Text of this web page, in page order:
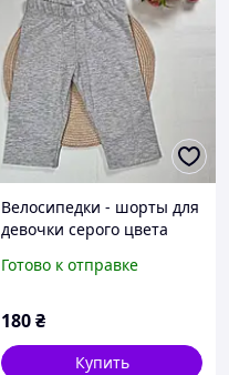
Велосипедки - шорты для
девочки серого цвета
Готово к отправке
180₴
Купить